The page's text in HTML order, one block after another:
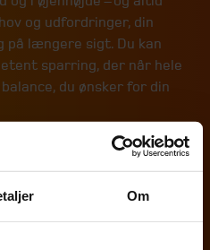
Om
og udfordringer, din
på længere sigt. Du kan
sparring, der når hele
du ønsker for din